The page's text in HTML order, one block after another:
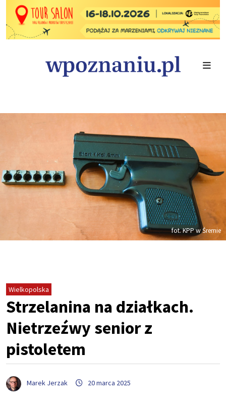
fot. KPP w Śremie
Wielkopolska
Strzelanina na działkach.
Nietrzeźwy senior z
pistoletem
Marek Jerzak 20 marca 2025